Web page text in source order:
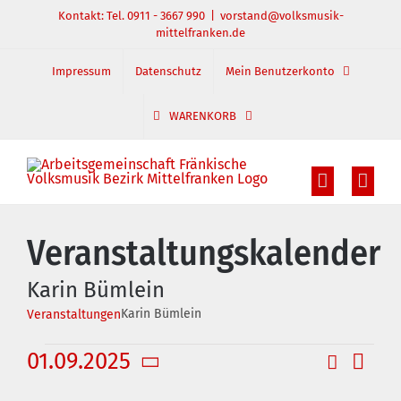
springen
Kontakt: Tel. 0911 - 3667 990
vorstand@volksmusik-
mittelfranken.de
Impressum Datenschutz Mein Benutzerkonto
WARENKORB
Veranstaltungskalender
Karin Bümlein
VeranstaltungenKarin Bümlein
Veranstaltungen Suche
Monat
01.09.2025